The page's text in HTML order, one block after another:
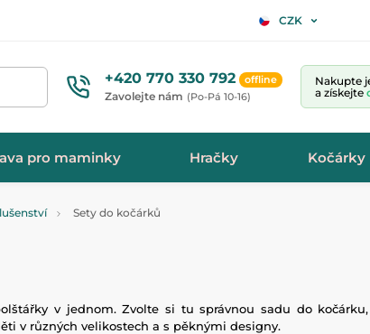
CZK
+420 770 330 792 offline
Zavolejte nám (Po-Pá 10-16)
Nakupte
a získejte
pro maminky Hračky Kočárky
Sety do kočárků
v jednom. Zvolte si tu správnou sadu do
v různých velikostech a s pěknými designy.